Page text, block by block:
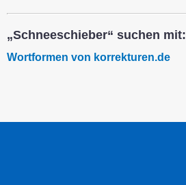
„Schneeschieber“ suchen mit:
Wortformen von korrekturen.de